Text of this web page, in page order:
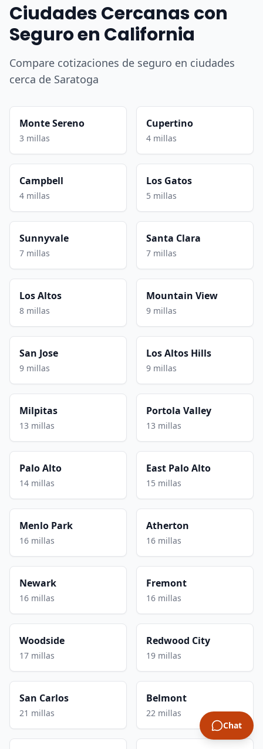
Ciudades Cercanas con
Seguro en California
Compare cotizaciones de seguro en ciudades
cerca de Saratoga
Monte Sereno
3 millas
Cupertino
4 millas
Campbell
4 millas
Los Gatos
5 millas
Sunnyvale
7 millas
Santa Clara
7 millas
Los Altos
8 millas
Mountain View
9 millas
San Jose
9 millas
Los Altos Hills
9 millas
Milpitas
13 millas
Portola Valley
13 millas
Palo Alto
14 millas
East Palo Alto
15 millas
Menlo Park
16 millas
Atherton
16 millas
Newark
16 millas
Fremont
16 millas
Woodside
17 millas
Redwood City
19 millas
San Carlos
21 millas
Belmont
22 millas
Chat